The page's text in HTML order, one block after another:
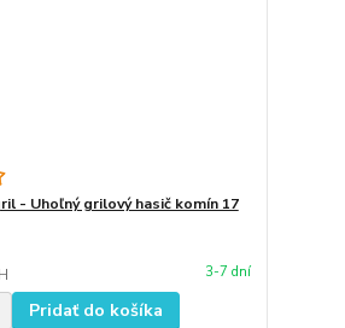
- Uhoľný grilový hasič komín 17
3-7 dní
Pridať do košíka